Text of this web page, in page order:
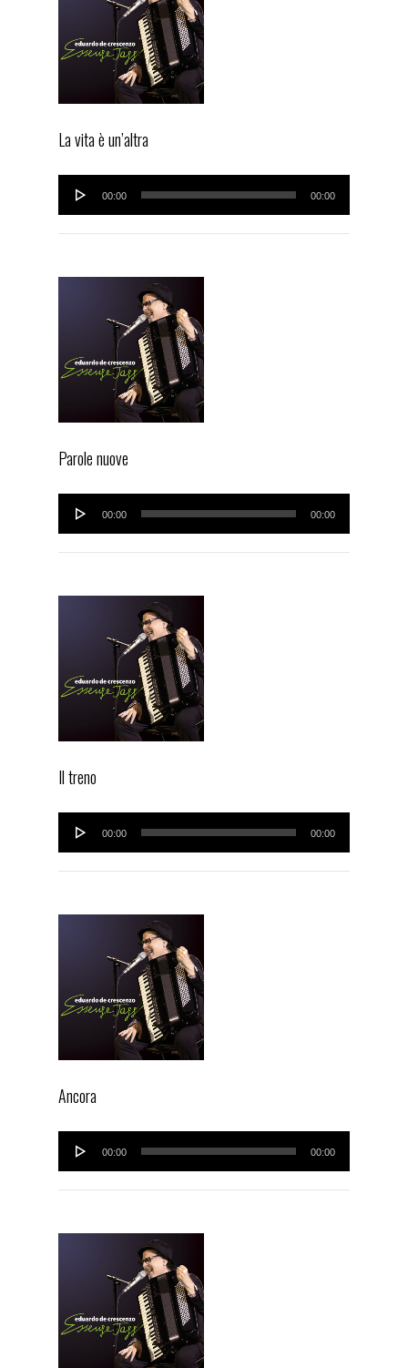
La vita è un’altra
Audio
Player
00:00 00:00
Parole nuove
Audio
Player
00:00 00:00
Il treno
Audio
Player
00:00 00:00
Ancora
Audio
Player
00:00 00:00
VIDEOS